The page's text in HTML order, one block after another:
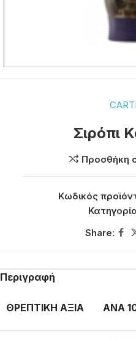
Σιρόπι
Προσθήκη
Κωδικός
Share:
Περιγραφή
ΘΡΕΠΤΙΚΗ ΑΞΙΑ ΑΝΑ